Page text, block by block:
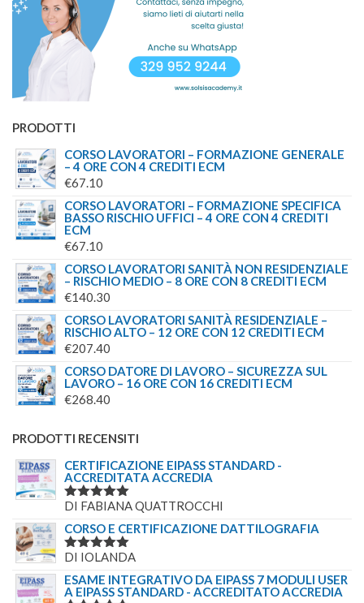
PRODOTTI
CORSO LAVORATORI – FORMAZIONE GENERALE
– 4 ORE CON 4 CREDITI ECM
€67.10
CORSO LAVORATORI – FORMAZIONE SPECIFICA
BASSO RISCHIO UFFICI – 4 ORE CON 4 CREDITI
ECM
€67.10
CORSO LAVORATORI SANITÀ NON RESIDENZIALE
– RISCHIO MEDIO – 8 ORE CON 8 CREDITI ECM
€140.30
CORSO LAVORATORI SANITÀ RESIDENZIALE –
RISCHIO ALTO – 12 ORE CON 12 CREDITI ECM
€207.40
CORSO DATORE DI LAVORO – SICUREZZA SUL
LAVORO – 16 ORE CON 16 CREDITI ECM
€268.40
PRODOTTI RECENSITI
CERTIFICAZIONE EIPASS STANDARD -
ACCREDITATA ACCREDIA
VALUTATO
DI FABIANA QUATTROCCHI
CORSO E CERTIFICAZIONE DATTILOGRAFIA
VALUTATO
DI IOLANDA
ESAME INTEGRATIVO DA EIPASS 7 MODULI USER
A EIPASS STANDARD - ACCREDITATO ACCREDIA